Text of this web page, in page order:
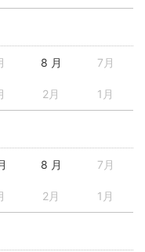
8 月 7月
2月 1月
8 月 7月
2月 1月